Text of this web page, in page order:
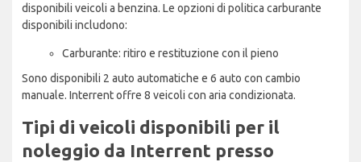
disponibili veicoli a benzina. Le opzioni di politica carburante
disponibili includono:
Carburante: ritiro e restituzione con il pieno
Sono disponibili 2 auto automatiche e 6 auto con cambio
manuale. Interrent offre 8 veicoli con aria condizionata.
Tipi di veicoli disponibili per il
noleggio da Interrent presso